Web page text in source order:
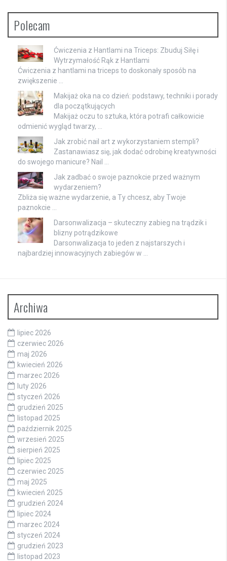
Polecam
Ćwiczenia z Hantlami na Triceps: Zbuduj Siłę i
Wytrzymałość Rąk z Hantlami
Ćwiczenia z hantlami na triceps to doskonały sposób na
zwiększenie …
Makijaż oka na co dzień: podstawy, techniki i porady
dla początkujących
Makijaż oczu to sztuka, która potrafi całkowicie
odmienić wygląd twarzy, …
Jak zrobić nail art z wykorzystaniem stempli?
Zastanawiasz się, jak dodać odrobinę kreatywności
do swojego manicure? Nail …
Jak zadbać o swoje paznokcie przed ważnym
wydarzeniem?
Zbliża się ważne wydarzenie, a Ty chcesz, aby Twoje
paznokcie …
Darsonwalizacja – skuteczny zabieg na trądzik i
blizny potrądzikowe
Darsonwalizacja to jeden z najstarszych i
najbardziej innowacyjnych zabiegów w …
Archiwa
lipiec 2026
czerwiec 2026
maj 2026
kwiecień 2026
marzec 2026
luty 2026
styczeń 2026
grudzień 2025
listopad 2025
październik 2025
wrzesień 2025
sierpień 2025
lipiec 2025
czerwiec 2025
maj 2025
kwiecień 2025
grudzień 2024
lipiec 2024
marzec 2024
styczeń 2024
grudzień 2023
listopad 2023